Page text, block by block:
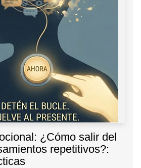
¿Cómo salir del
repetitivos?: